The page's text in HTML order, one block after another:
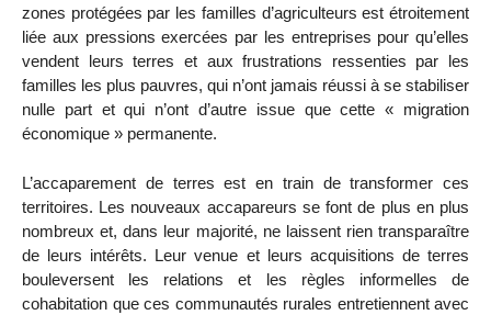
zones protégées par les familles d’agriculteurs est étroitement
liée aux pressions exercées par les entreprises pour qu’elles
vendent leurs terres et aux frustrations ressenties par les
familles les plus pauvres, qui n’ont jamais réussi à se stabiliser
nulle part et qui n’ont d’autre issue que cette « migration
économique » permanente.
L’accaparement de terres est en train de transformer ces
territoires. Les nouveaux accapareurs se font de plus en plus
nombreux et, dans leur majorité, ne laissent rien transparaître
de leurs intérêts. Leur venue et leurs acquisitions de terres
bouleversent les relations et les règles informelles de
cohabitation que ces communautés rurales entretiennent avec